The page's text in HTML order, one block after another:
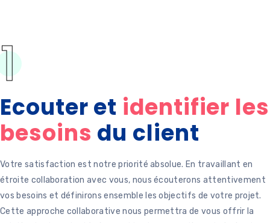
1
Ecouter et identifier les
besoins du client
Votre satisfaction est notre priorité absolue. En travaillant en
étroite collaboration avec vous, nous écouterons attentivement
vos besoins et définirons ensemble les objectifs de votre projet.
Cette approche collaborative nous permettra de vous offrir la